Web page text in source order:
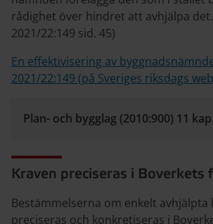
rådighet över hindret att avhjälpa
2021/22:149 sid. 45)
En effektivisering av
2021/22:149 (på Sveriges riksdags
Plan- och bygglag (2010:900) 11
Kraven preciseras i
Bestämmelserna om enkelt avhjälpta
preciseras och konkretiseras i